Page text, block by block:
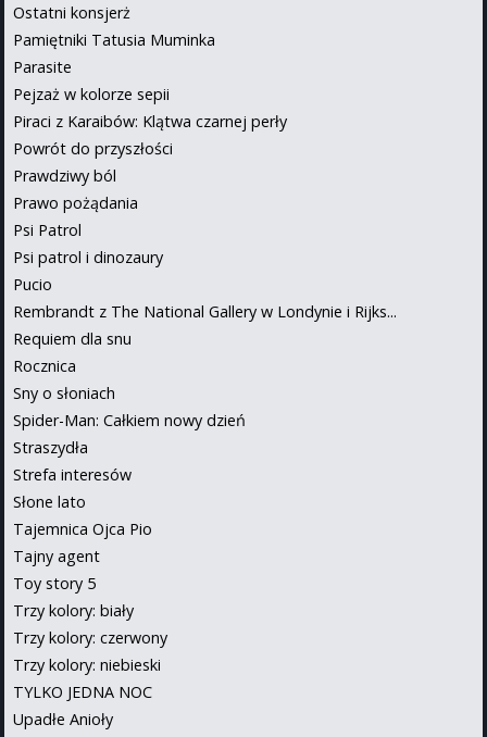
Ostatni konsjerż
Pamiętniki Tatusia Muminka
Parasite
Pejzaż w kolorze sepii
Piraci z Karaibów: Klątwa czarnej perły
Powrót do przyszłości
Prawdziwy ból
Prawo pożądania
Psi Patrol
Psi patrol i dinozaury
Pucio
Rembrandt z The National Gallery w Londynie i Rijks...
Requiem dla snu
Rocznica
Sny o słoniach
Spider-Man: Całkiem nowy dzień
Straszydła
Strefa interesów
Słone lato
Tajemnica Ojca Pio
Tajny agent
Toy story 5
Trzy kolory: biały
Trzy kolory: czerwony
Trzy kolory: niebieski
TYLKO JEDNA NOC
Upadłe Anioły